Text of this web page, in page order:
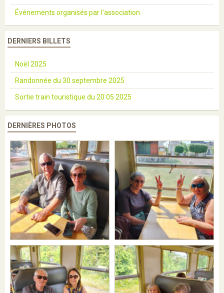
Événements organisés par l'association
DERNIERS BILLETS
Noël 2025
Randonnée du 30 septembre 2025
Sortie train touristique du 20 05 2025
DERNIÈRES PHOTOS